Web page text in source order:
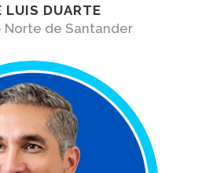
LUIS DUARTE
Norte de Santander